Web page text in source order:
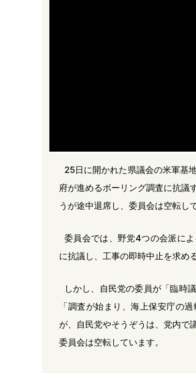
25日に開かれた県議会の米軍基
府が進めるボーリング調査に抗議
うが途中退席し、委員会は空転し
委員会では、野党4つの会派に
に抗議し、工事の即時中止を求め
しかし、自民党の委員が「臨時
「調査が始まり、海上保安庁の
が、自民党やそうぞうは、党内で
委員会は空転しています。